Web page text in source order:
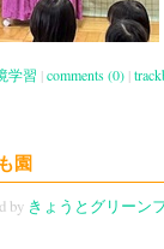
学習 |comments (0) |
園
by きょうとグリーン